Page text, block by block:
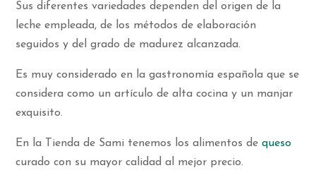
Sus diferentes variedades dependen del origen de la
leche empleada, de los métodos de elaboración
seguidos y del grado de madurez alcanzada.
Es muy considerado en la gastronomía española que se
considera como un artículo de alta cocina y un manjar
exquisito.
En la Tienda de Sami tenemos los alimentos dequeso
curado con su mayor calidad al mejor precio.